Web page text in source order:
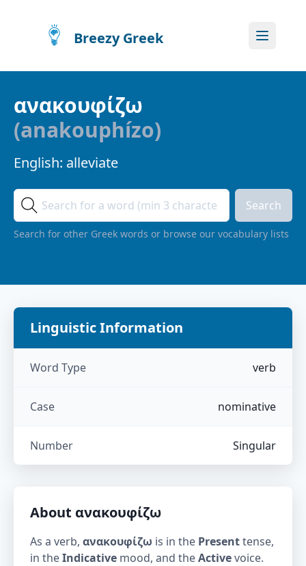
Breezy Greek
ανακουφίζω
(anakouphízo)
English: alleviate
Search
Search for other Greek words or browse our vocabulary lists
Linguistic Information
Word Type verb
Case nominative
Number Singular
About ανακουφίζω
As a verb, ανακουφίζω is in the Presenttense,
in theIndicative mood, and theActivevoice.